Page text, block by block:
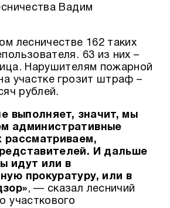
Вадим
лесничестве 162 таких
63 из них –
Нарушителям пожарной
участке грозит штраф –
рублей.
выполняет, значит, мы
административные
рассматриваем,
И дальше
идут или в
прокуратуру, или в
, — сказал лесничий
участкового